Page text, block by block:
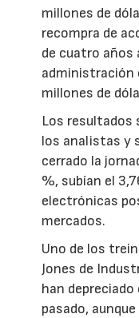
millones de
recompra de
de cuatro años
administración
millones de
Los resultados
los analistas y
cerrado la
%, subían el
electrónicas
mercados.
Uno de los
Jones de
han
pasado,